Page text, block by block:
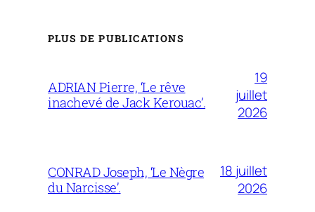
PLUS DE PUBLICATIONS
ADRIAN Pierre, ‘Le rêve
inachevé de Jack Kerouac’.
19
juillet
2026
CONRAD Joseph, ‘Le Nègre
du Narcisse’.
18 juillet
2026